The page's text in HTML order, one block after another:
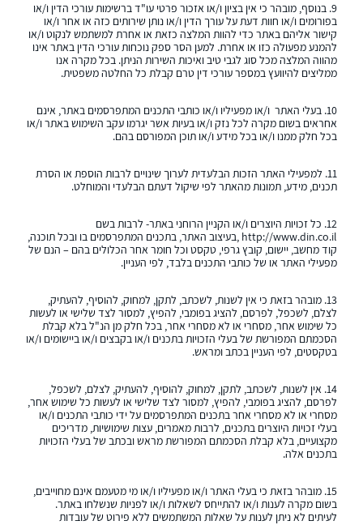
9. בנוסף, מובהר כי אין בציון ו/או אזכור פרטי עו"ד ברשימות עורכי הדין ו/או
בפורומים ו/או חוות דעת על עורך הדין ו/או נותן שירותים כזה או אחר ו/או
קישור אליהם באתר כדי להוות המלצה כזאת או אחרת למשתמש לנקוט ו/או
להמנע מפעולה כזו או אחרת. למען הסר ספק נוכחות עורכי הדין באתר אינו
מהווה המלצה מכל סוג לגבי טיב ואיכות השירות הניתן. בכל מקרה אנו
ממליצים להיוועץ במספר עורכי דין טרם קבלת כל החלטה משפטית.
10. בעלי האתר
ו/או מפעיליו ו/או כותבי התכנים המתפרסמים באתר, אינם
אחראים בשום מקרה לכל נזק ו/או בעיות אשר יגרמו עקב השימוש באתר ו/או
בכל חלק ממנו ו/או בכל מידע ו/או תוכן המפורסם בהם.
11. למפעילי האתר הזכות הבלעדית לערוך שינויים לרבות הוספת או הסרת
תכנים, מידע, תמונות מהאתר לפי שיקול דעתם הבלעדי והמוחלט.
12. כל זכויות היוצרים ו/או הקניין הרוחני באתר- לרבות בשם
http://www.din.co.il ,בעיצוב האתר, בתכנים המתפרסמים בו ובכל תוכנה,
קוד מחשב, יישום, קובץ גרפי, טקסט וכל חומר אחר הכלולים בהם – הנם של
מפעילי האתר או של כותבי התכנים בלבד, לפי העניין.
13. מובהר בזאת כי אין לשנות, לשכתב, לתקן, למחוק, להוסיף, להעתיק,
לצלם, לשכפל, לפרסם, להציג בפומבי, להפיץ, למסור לצד שלישי או לעשות
כל שימוש אחר, מסחרי או לא מסחרי אחר, בכל חלק מן הנ"ל בלא קבלת
הסכמתם המפורשת של בעלי הזכויות בתכנים ו/או בקבצים ו/או ביישומים ו/או
בטקסטים, לפי העניין בכתב ומראש.
14. אין לשנות, לשכתב, לתקן, למחוק, להוסיף, להעתיק, לצלם, לשכפל,
לפרסם, להציג בפומבי, להפיץ, למסור לצד שלישי או לעשות כל שימוש אחר,
מסחרי או לא מסחרי אחר בתכנים המתפרסמים על ידי כותבי התכנים ו/או
בעלי זכויות היוצרים בתכנים, לרבות מאמרים, עצות שימושיות, מדריכים
מקצועיים, בלא קבלת הסכמתם המפורשת מראש ובכתב של בעלי הזכויות
בתכנים אלה.
15. מובהר בזאת כי בעלי האתר ו/או מפעיליו ו/או מי מטעמם אינם מחוייבים,
בשום מקרה לענות ו/או להתייחס לשאלות ו/או לפניות שנשלחו באתר.
לעיתים לא ניתן לענות על שאלות המשתמשים ללא פירוט של עובדות